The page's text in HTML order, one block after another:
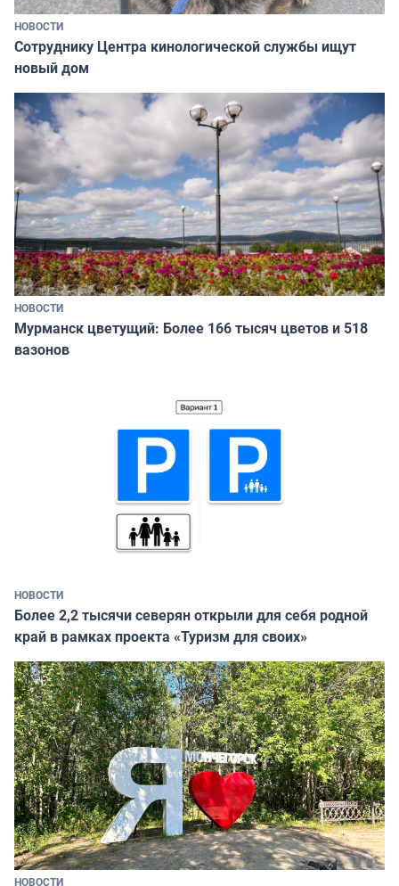
НОВОСТИ
Сотруднику Центра кинологической службы ищут
новый дом
НОВОСТИ
Мурманск цветущий: Более 166 тысяч цветов и 518
вазонов
НОВОСТИ
Более 2,2 тысячи северян открыли для себя родной
край в рамках проекта «Туризм для своих»
НОВОСТИ